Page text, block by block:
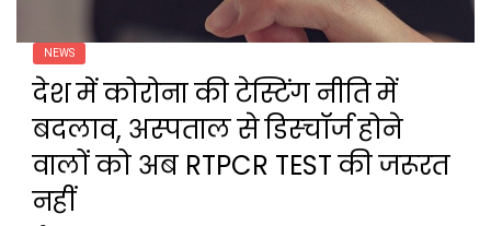
NEWS
देश में कोरोना की टेस्टिंग नीति में
बदलाव, अस्‍पताल से डिस्‍चॉर्ज होने
वालों को अब RTPCR TEST की जरूरत
नहीं